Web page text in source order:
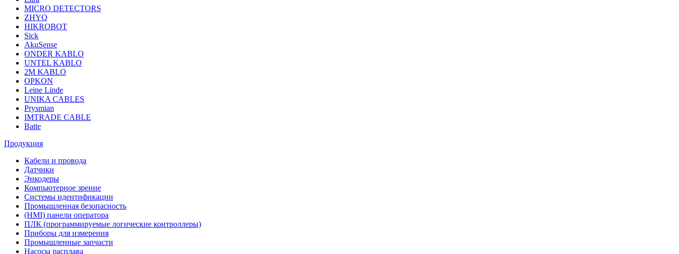
MICRO DETECTORS
ZHYQ
HIKROBOT
Sick
AkuSense
ONDER KABLO
UNTEL KABLO
2M KABLO
OPKON
Leine Linde
UNIKA CABLES
Prysmian
IMTRADE CABLE
Batte
Продукция
Кабели и провода
Датчики
Энкодеры
Компьютерное зрение
Системы идентификации
Промышленная безопасность
(HMI) панели оператора
ПЛК (программируемые логические контроллеры)
Приборы для измерения
Промышленные запчасти
Насосы расплава